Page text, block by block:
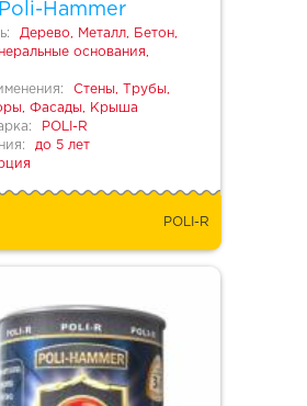
Poli-Hammer
Дерево, Металл, Бетон,
основания,
Стены, Трубы,
Фасады, Крыша
POLI-R
до 5 лет
POLI-R